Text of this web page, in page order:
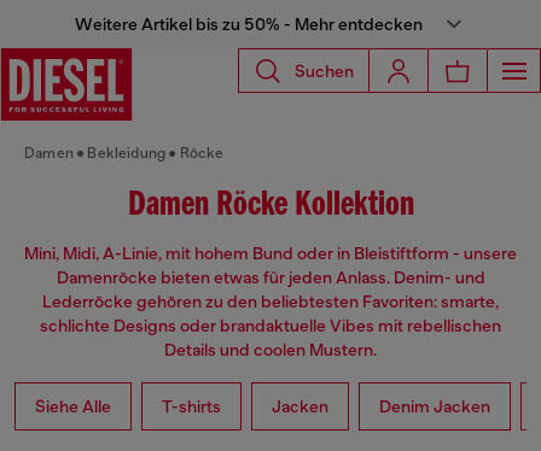
Weitere Artikel bis zu 50% - Mehr entdecken
Suchen
Damen Bekleidung Röcke
Damen Röcke Kollektion
Mini, Midi, A-Linie, mit hohem Bund oder in Bleistiftform - unsere
Damenröcke bieten etwas für jeden Anlass. Denim- und
Lederröcke gehören zu den beliebtesten Favoriten: smarte,
schlichte Designs oder brandaktuelle Vibes mit rebellischen
Details und coolen Mustern.
Siehe Alle T-shirts Jacken Denim Jacken